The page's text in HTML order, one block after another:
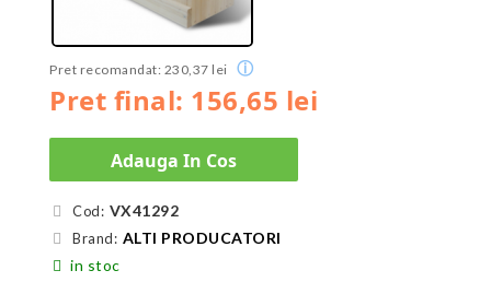
Pret final: 156,65 lei
Pret recomandat: 230,37 lei ⓘ
Adauga In Cos
Cod: VX41292
Brand: ALTI PRODUCATORI
in stoc